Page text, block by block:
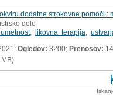
dodatne strokovne pomoči :
delo
,likovna terapija
Ogledov: 3200; Prenosov: